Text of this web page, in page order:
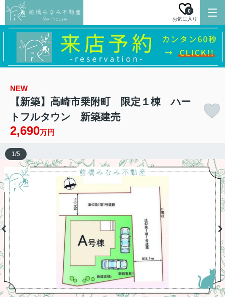
お気に入り
0
NEW
【新築】高崎市乗附町 限定１棟 ハー
トフルタウン 新築建売
2,690万円
1/5